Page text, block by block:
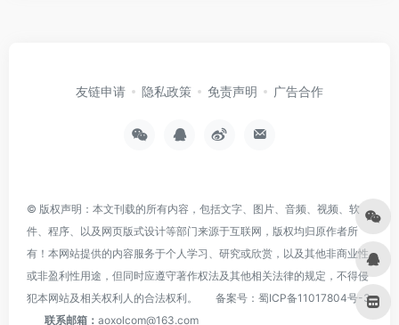
友链申请 隐私政策 免责声明 广告合作
© 版权声明：本文刊载的所有内容，包括文字、图片、音频、视频、软
件、程序、以及网页版式设计等部门来源于互联网，版权均归原作者所
有！本网站提供的内容服务于个人学习、研究或欣赏，以及其他非商业性
或非盈利性用途，但同时应遵守著作权法及其他相关法律的规定，不得侵
犯本网站及相关权利人的合法权利。
备案号： 蜀ICP备11017804号-3
联系邮箱： aoxolcom@163.com